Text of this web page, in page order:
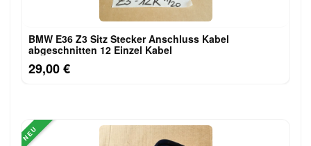
BMW E36 Z3 Sitz Stecker Anschluss Kabel
abgeschnitten 12 Einzel Kabel
29,00 €
NEU